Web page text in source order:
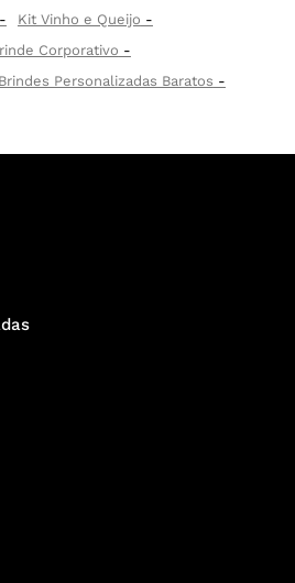
Kit Vinho e Queijo
Corporativo
Brindes Personalizadas Baratos